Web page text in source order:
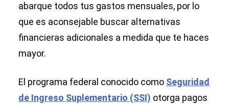
abarque todos tus gastos mensuales, por lo
que es aconsejable buscar alternativas
financieras adicionales a medida que te haces
mayor.
El programa federal conocido como Seguridad
de Ingreso Suplementario (SSI) otorga pagos